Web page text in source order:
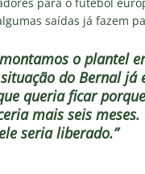
saídas já fazem
o plantel
do Bernal já
queria ficar
mais seis
seria liberado.”